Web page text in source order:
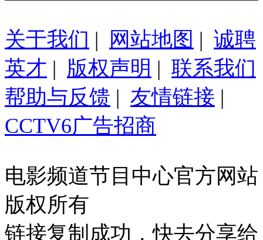
关于我们 | 网站地图 | 诚聘
英才 | 版权声明 | 联系我们
帮助与反馈 | 友情链接 |
CCTV6广告招商
电影频道节目中心官方网站
版权所有
链接复制成功，快去分享给